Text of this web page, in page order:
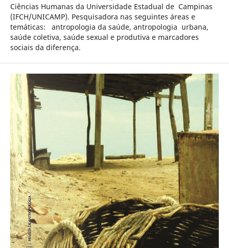
Ciências Humanas da Universidade Estadual de Campinas
(IFCH/UNICAMP). Pesquisadora nas seguintes áreas e
temáticas: antropologia da saúde, antropologia urbana,
saúde coletiva, saúde sexual e produtiva e marcadores
sociais da diferença.